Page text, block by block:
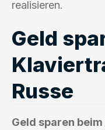
realisieren.
Geld
Russe
Geld sparen beim